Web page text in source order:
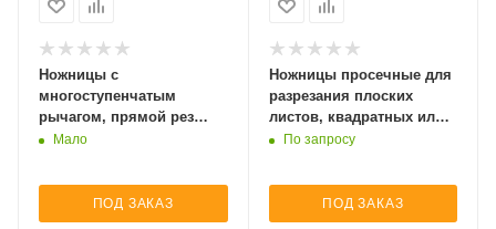
Ножницы с
многоступенчатым
рычагом, прямой рез
MA421
Мало
ПОД ЗАКАЗ
Ножницы просечные для
разрезания плоских
листов, квадратных или
круглых профилей M926
По запросу
ПОД ЗАКАЗ